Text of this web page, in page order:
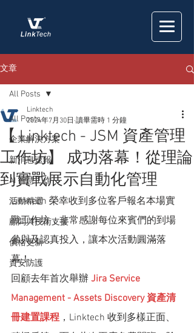
文章
All Posts
企業解決方案
新消息速報
AI 智慧工作
活動精選
顧問與技術支援
價格更新
資安防護
All Posts
【 Linktech - JSM 資產管理
工作坊】 成功落幕！從理論
到實戰展示自動化管理
Linktech
2024年7月30日 讀畢需時 1 分鐘
Linktech 榮幸收到多位客戶報名本場實
戰工作坊，非常感謝每位來賓們的到場
參與及認真投入，讓本次活動圓滿落
幕！
回顧去年首次舉辦 Jira Service
Management - Assets Discovery 資產清
冊建置課程，Linktech 收到多樣正面、